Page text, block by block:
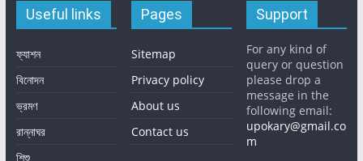
Useful links
ফ্যাশন
বিনোদন
ভ্রমণ
রান্নাঘর
শিশু
Pages
Sitemap
Privacy policy
About us
Contact us
Support
For any kind of
query or question
please drop a
message in the
following email:
upokary@gmail.co
m